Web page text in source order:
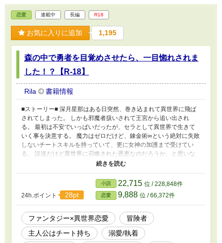
恋愛 連載中 長編 R18
お気に入りに追加 1,195
森の中で勇者を目覚めさせたら、一目惚れされま
した！？【R-18】
Rila 書籍情報
■ストーリー■ 深月星那はある日突然、巻き込まれて異世界に飛ば
されてしまった。 しかも邪魔者扱いされて王宮から追い出され
る。 最初は不安でいっぱいだったが、セラとして異世界で生きて
いく事を決意する。 魔力はゼロだけど、錬金術∞という絶対に失敗
しないチートスキルを持っていて、更に女神の加護まで受けてい
る。 誤送だけど異世界に召喚された恩恵なのだろうか、と思いな
がら一人で冒険を始める。 新しい街に向かう為に森に入ったら迷
勇者を鑑定してみると「3分以内に乙女のキスを送らなければ、肉
体から魂が切り離されて即死亡。世界は滅亡する」と書かれている
が……。 ＊＊補足説明＊＊ こちらはTL（R18）作品になります。
前戯～本番に※（キスやスキンシップにはつけていません） 物語
の設定上、チート能力を扱っているので、ご都合主義的な部分があ
ります。 ムーンライトノベルズさんにも投稿しています。
24h.ポイント 28pt
小説 22,715 位 / 228,848件
恋愛 9,888 位 / 66,372件
ファンタジー×異世界恋愛
冒険者
主人公はチート持ち
溺愛/執着